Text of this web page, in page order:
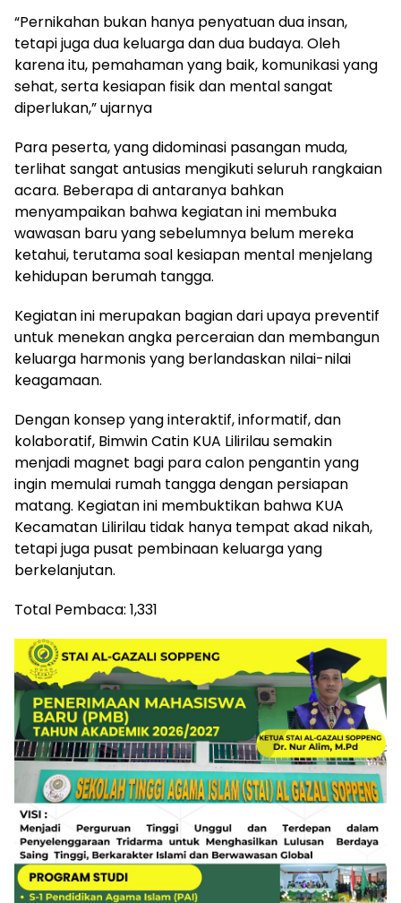
“Pernikahan bukan hanya penyatuan dua insan,
tetapi juga dua keluarga dan dua budaya. Oleh
karena itu, pemahaman yang baik, komunikasi yang
sehat, serta kesiapan fisik dan mental sangat
diperlukan,” ujarnya
Para peserta, yang didominasi pasangan muda,
terlihat sangat antusias mengikuti seluruh rangkaian
acara. Beberapa di antaranya bahkan
menyampaikan bahwa kegiatan ini membuka
wawasan baru yang sebelumnya belum mereka
ketahui, terutama soal kesiapan mental menjelang
kehidupan berumah tangga.
Kegiatan ini merupakan bagian dari upaya preventif
untuk menekan angka perceraian dan membangun
keluarga harmonis yang berlandaskan nilai-nilai
keagamaan.
Dengan konsep yang interaktif, informatif, dan
kolaboratif, Bimwin Catin KUA Lilirilau semakin
menjadi magnet bagi para calon pengantin yang
ingin memulai rumah tangga dengan persiapan
matang. Kegiatan ini membuktikan bahwa KUA
Kecamatan Lilirilau tidak hanya tempat akad nikah,
tetapi juga pusat pembinaan keluarga yang
berkelanjutan.
Total Pembaca: 1,331